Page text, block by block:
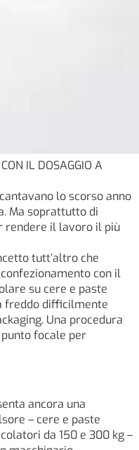
IL DOSAGGIO A
lo scorso anno
Ma soprattutto di
rendere il lavoro il più
tutt’altro che
con il
su cere e paste
freddo difficilmente
Una procedura
punto focale per
ancora una
– cere e paste
da 150 e 300 kg –